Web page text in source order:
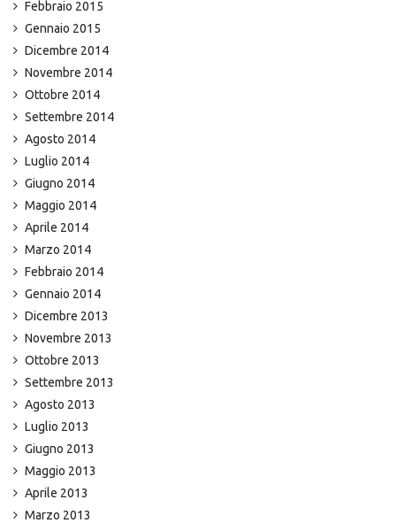
Febbraio 2015
Gennaio 2015
Dicembre 2014
Novembre 2014
Ottobre 2014
Settembre 2014
Agosto 2014
Luglio 2014
Giugno 2014
Maggio 2014
Aprile 2014
Marzo 2014
Febbraio 2014
Gennaio 2014
Dicembre 2013
Novembre 2013
Ottobre 2013
Settembre 2013
Agosto 2013
Luglio 2013
Giugno 2013
Maggio 2013
Aprile 2013
Marzo 2013